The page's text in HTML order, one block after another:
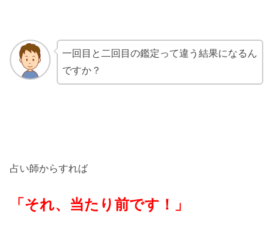
一回目と二回目の鑑定って違う結果になるん
ですか？
占い師からすれば
「それ、当たり前です！」